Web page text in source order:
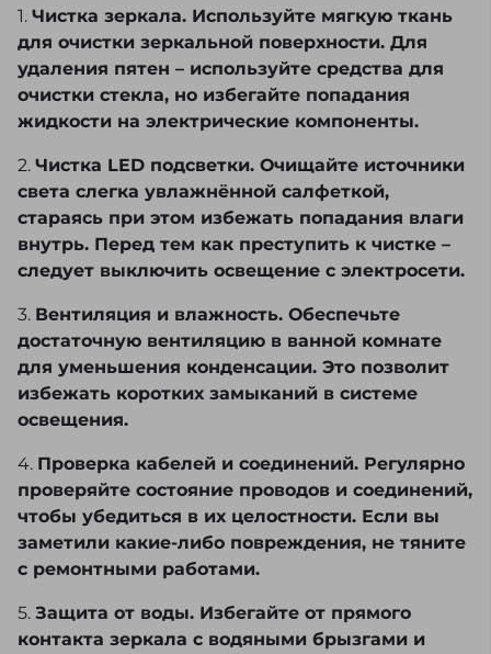
1. Чистка зеркала. Используйте мягкую ткань
для очистки зеркальной поверхности. Для
удаления пятен – используйте средства для
очистки стекла, но избегайте попадания
жидкости на электрические компоненты.
2. Чистка LED подсветки. Очищайте источники
света слегка увлажнённой салфеткой,
стараясь при этом избежать попадания влаги
внутрь. Перед тем как преступить к чистке –
следует выключить освещение с электросети.
3. Вентиляция и влажность. Обеспечьте
достаточную вентиляцию в ванной комнате
для уменьшения конденсации. Это позволит
избежать коротких замыканий в системе
освещения.
4. Проверка кабелей и соединений. Регулярно
проверяйте состояние проводов и соединений,
чтобы убедиться в их целостности. Если вы
заметили какие-либо повреждения, не тяните
с ремонтными работами.
5. Защита от воды. Избегайте от прямого
контакта зеркала с водяными брызгами и